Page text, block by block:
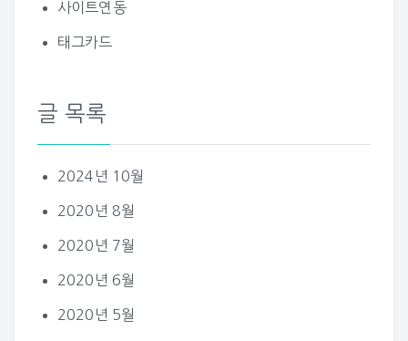
사이트연동
태그카드
글 목록
2024년 10월
2020년 8월
2020년 7월
2020년 6월
2020년 5월